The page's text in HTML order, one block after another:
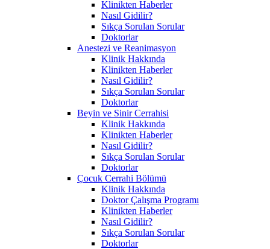
Klinikten Haberler
Nasıl Gidilir?
Sıkça Sorulan Sorular
Doktorlar
Anestezi ve Reanimasyon
Klinik Hakkında
Klinikten Haberler
Nasıl Gidilir?
Sıkça Sorulan Sorular
Doktorlar
Beyin ve Sinir Cerrahisi
Klinik Hakkında
Klinikten Haberler
Nasıl Gidilir?
Sıkça Sorulan Sorular
Doktorlar
Çocuk Cerrahi Bölümü
Klinik Hakkında
Doktor Çalışma Programı
Klinikten Haberler
Nasıl Gidilir?
Sıkça Sorulan Sorular
Doktorlar